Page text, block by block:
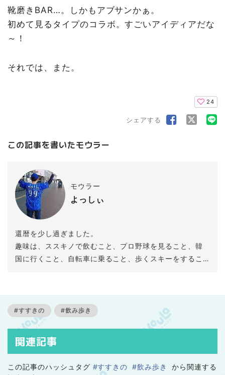
靴磨きBAR…。しかもアブサンかぁ。
初めて見るタイプのコラボ。すごいアイディアだな
～！
それでは、また。
24
シェアする
この記事を書いたモウラー
モウラー
よっしぃ
還暦を少し過ぎました。
趣味は、ススキノで飲むこと、プロ野球を見ること、韓
国に行くこと、自転車に乗ること、歩くスキーをするこ
#すすきの #飲み歩き
関連記事
この記事のハッシュタグ #すすきの #飲み歩き
から関連する